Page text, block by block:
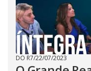
DO R7/22/07/2023